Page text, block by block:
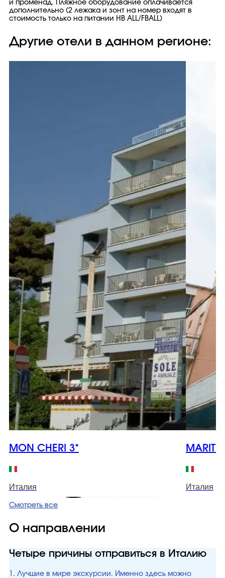
и променад. Пляжное оборудование оплачивается
дополнительно (2 лежака и зонт на номер входят в
стоимость только на питании HB ALL/FBALL)
Другие отели в данном регионе:
MON CHERI 3*
Италия Италия
Смотреть все
О направлении
Четыре причины отправиться в Италию
1. Лучшие в мире экскурсии. Именно здесь можно